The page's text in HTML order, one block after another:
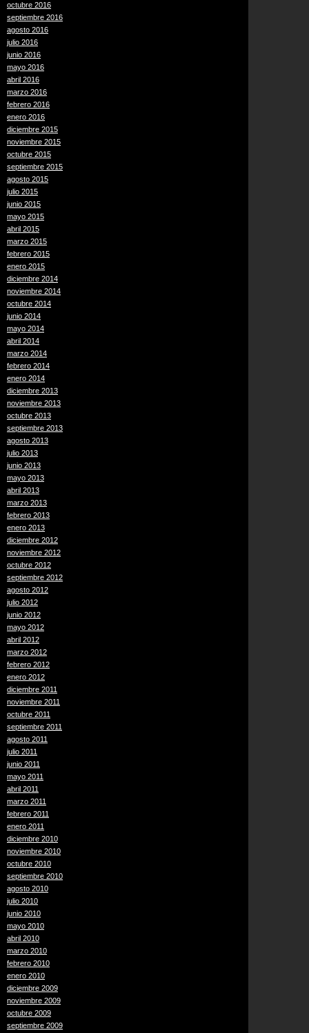
octubre 2016
septiembre 2016
agosto 2016
julio 2016
junio 2016
mayo 2016
abril 2016
marzo 2016
febrero 2016
enero 2016
diciembre 2015
noviembre 2015
octubre 2015
septiembre 2015
agosto 2015
julio 2015
junio 2015
mayo 2015
abril 2015
marzo 2015
febrero 2015
enero 2015
diciembre 2014
noviembre 2014
octubre 2014
junio 2014
mayo 2014
abril 2014
marzo 2014
febrero 2014
enero 2014
diciembre 2013
noviembre 2013
octubre 2013
septiembre 2013
agosto 2013
julio 2013
junio 2013
mayo 2013
abril 2013
marzo 2013
febrero 2013
enero 2013
diciembre 2012
noviembre 2012
octubre 2012
septiembre 2012
agosto 2012
julio 2012
junio 2012
mayo 2012
abril 2012
marzo 2012
febrero 2012
enero 2012
diciembre 2011
noviembre 2011
octubre 2011
septiembre 2011
agosto 2011
julio 2011
junio 2011
mayo 2011
abril 2011
marzo 2011
febrero 2011
enero 2011
diciembre 2010
noviembre 2010
octubre 2010
septiembre 2010
agosto 2010
julio 2010
junio 2010
mayo 2010
abril 2010
marzo 2010
febrero 2010
enero 2010
diciembre 2009
noviembre 2009
octubre 2009
septiembre 2009